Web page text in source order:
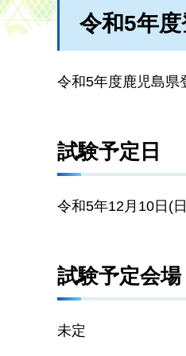
令和5年
令和5年度鹿児島県
試験予定日
令和5年12月10日(
試験予定会場
未定